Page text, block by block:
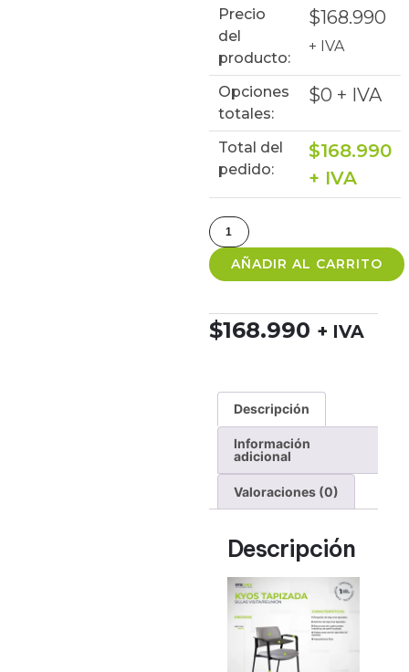
Precio
del
producto:
$168.990
+ IVA
Opciones
totales:
$0 + IVA
Total del
pedido:
$168.990
+ IVA
AÑADIR AL CARRITO
$168.990 + IVA
Descripción
Información
adicional
Valoraciones (0)
Descripción